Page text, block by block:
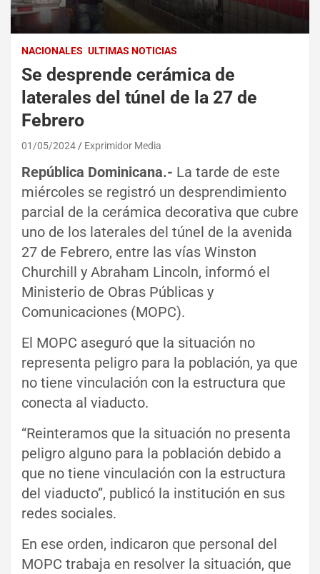
NACIONALES ULTIMAS NOTICIAS
Se desprende cerámica de
laterales del túnel de la 27 de
Febrero
01/05/2024 Exprimidor Media
República Dominicana.- La tarde de este
miércoles se registró un desprendimiento
parcial de la cerámica decorativa que cubre
uno de los laterales del túnel de la avenida
27 de Febrero, entre las vías Winston
Churchill y Abraham Lincoln, informó el
Ministerio de Obras Públicas y
Comunicaciones (MOPC).
El MOPC aseguró que la situación no
representa peligro para la población, ya que
no tiene vinculación con la estructura que
conecta al viaducto.
“Reinteramos que la situación no presenta
peligro alguno para la población debido a
que no tiene vinculación con la estructura
del viaducto”, publicó la institución en sus
redes sociales.
En ese orden, indicaron que personal del
MOPC trabaja en resolver la situación, que